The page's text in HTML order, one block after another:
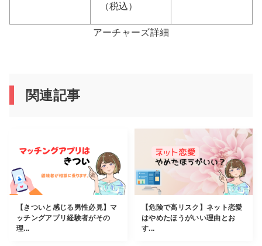
（税込）
アーチャーズ詳細
関連記事
【きついと感じる男性必見】マ
ッチングアプリ経験者がその
理...
【危険で高リスク】ネット恋愛
はやめたほうがいい理由とお
す...